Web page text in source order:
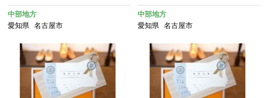
中部地方
愛知県
名古屋市
中部地方
愛知県 名古屋市